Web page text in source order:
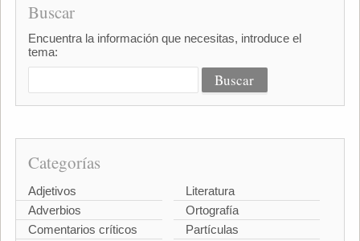
Buscar
Encuentra la información que necesitas, introduce el
tema:
Categorías
Adjetivos
Adverbios
Comentarios críticos
Literatura
Ortografía
Partículas